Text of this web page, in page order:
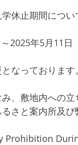
休止期間につ
2025年5月11日
なっておりま
、敷地内への
さと案内所及
Prohibition